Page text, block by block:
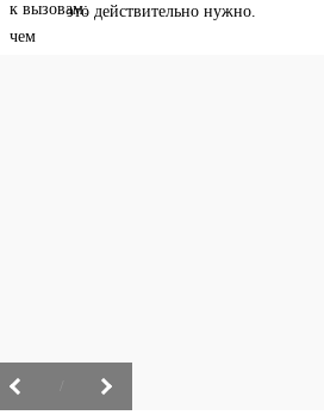
это действительно нужно.